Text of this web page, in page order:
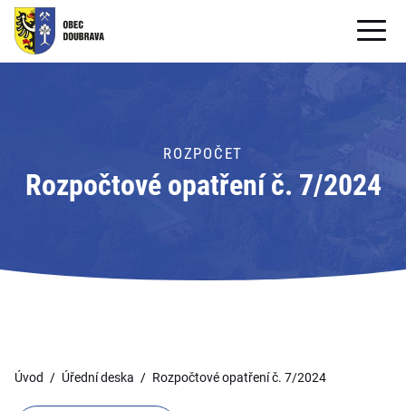
OBECNÍ ÚŘAD
PRO OBČANY
Formuláře ke stažení
PRO TURISTY
ROZPOČET
Rozpočtové opatření č. 7/2024
Úvod Úřední deska Rozpočtové opatření č. 7/2024